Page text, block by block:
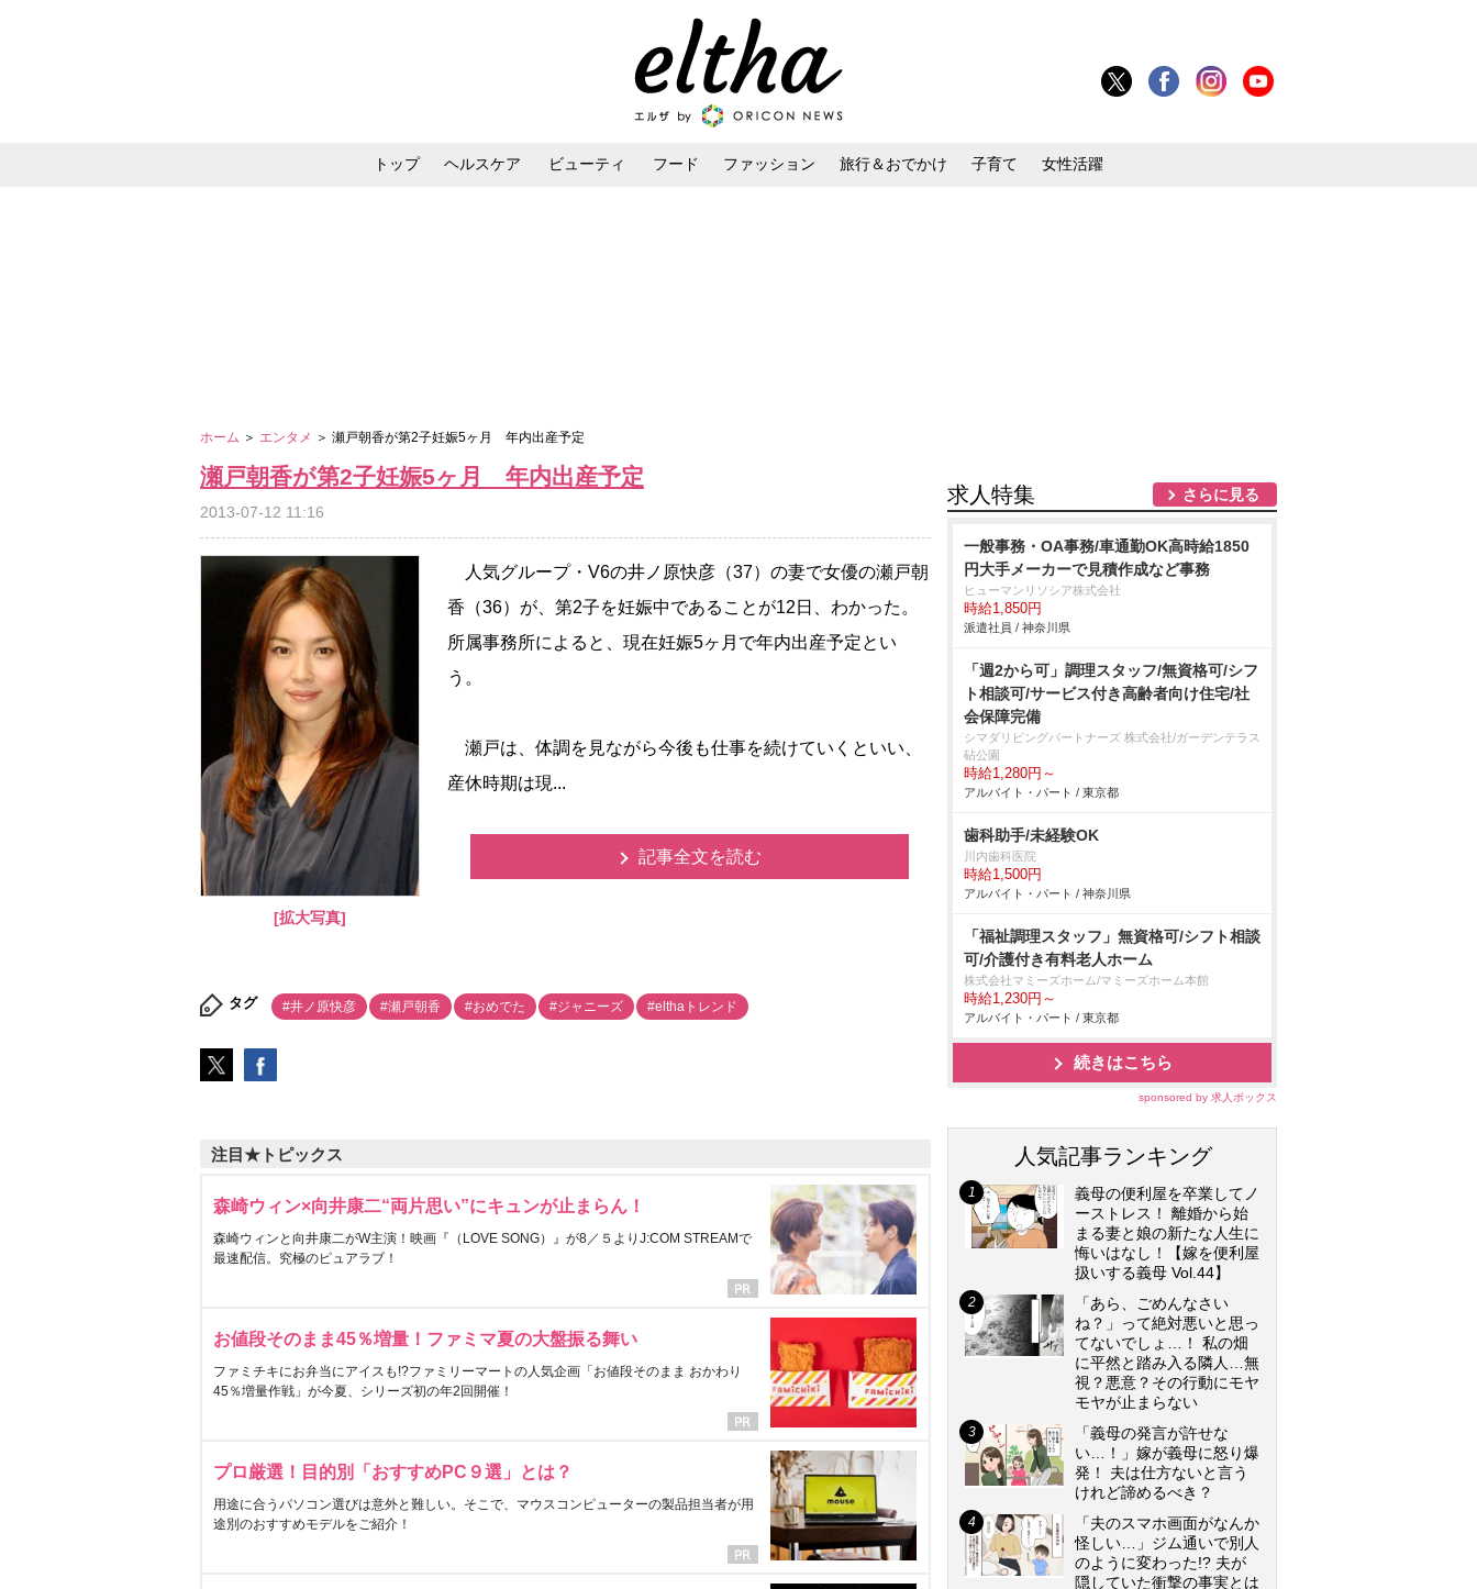
トップ ヘルスケア ビューティ フード ファッション 旅行＆おでかけ 子育て 女性活躍
ホーム ＞ エンタメ ＞ 瀬戸朝香が第2子妊娠5ヶ月 年内出産予定
瀬戸朝香が第2子妊娠5ヶ月 年内出産予定
2013-07-12 11:16
[拡大写真]
人気グループ・V6の井ノ原快彦（37）の妻で女優の瀬戸朝
香（36）が、第2子を妊娠中であることが12日、わかった。
所属事務所によると、現在妊娠5ヶ月で年内出産予定とい
う。
瀬戸は、体調を見ながら今後も仕事を続けていくといい、
産休時期は現...
記事全文を読む
タグ #井ノ原快彦 #瀬戸朝香 #おめでた #ジャニーズ #elthaトレンド
注目★トピックス
森崎ウィン×向井康二“両片思い”にキュンが止まらん！
森崎ウィンと向井康二がW主演！映画『（LOVE SONG）』が8／５よりJ:COM STREAMで
最速配信。究極のピュアラブ！
お値段そのまま45％増量！ファミマ夏の大盤振る舞い
ファミチキにお弁当にアイスも!?ファミリーマートの人気企画「お値段そのまま おかわり
45％増量作戦」が今夏、シリーズ初の年2回開催！
プロ厳選！目的別「おすすめPC９選」とは？
用途に合うパソコン選びは意外と難しい。そこで、マウスコンピューターの製品担当者が用
途別のおすすめモデルをご紹介！
求人特集 さらに見る
一般事務・OA事務/車通勤OK高時給1850
円大手メーカーで見積作成など事務
ヒューマンリソシア株式会社
時給1,850円
派遣社員 / 神奈川県
「週2から可」調理スタッフ/無資格可/シフ
ト相談可/サービス付き高齢者向け住宅/社
会保障完備
シマダリビングパートナーズ 株式会社/ガーデンテラス
砧公園
時給1,280円～
アルバイト・パート / 東京都
歯科助手/未経験OK
川内歯科医院
時給1,500円
アルバイト・パート / 神奈川県
「福祉調理スタッフ」無資格可/シフト相談
可/介護付き有料老人ホーム
株式会社マミーズホーム/マミーズホーム本館
時給1,230円～
アルバイト・パート / 東京都
続きはこちら
sponsored by 求人ボックス
人気記事ランキング
義母の便利屋を卒業してノ
ーストレス！ 離婚から始
まる妻と娘の新たな人生に
悔いはなし！【嫁を便利屋
扱いする義母 Vol.44】
「あら、ごめんなさい
ね？」って絶対悪いと思っ
てないでしょ…！ 私の畑
に平然と踏み入る隣人…無
視？悪意？その行動にモヤ
モヤが止まらない
「義母の発言が許せな
い…！」嫁が義母に怒り爆
発！ 夫は仕方ないと言う
けれど諦めるべき？
「夫のスマホ画面がなんか
怪しい…」ジム通いで別人
のように変わった!? 夫が
隠していた衝撃の事実とは